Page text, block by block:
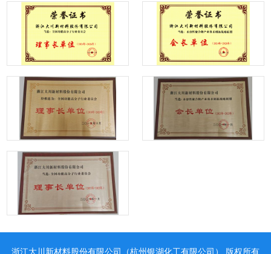
浙江大川新材料股份有限公司（杭州银湖化工有限公司） 版权所有